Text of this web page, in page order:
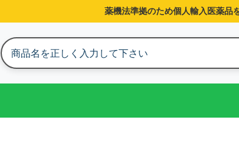
薬機法準拠のため個人輸入医薬品